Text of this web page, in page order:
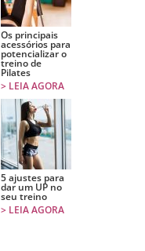
Os principais
acessórios para
potencializar o
treino de
Pilates
> LEIA AGORA
5 ajustes para
dar um UP no
seu treino
> LEIA AGORA